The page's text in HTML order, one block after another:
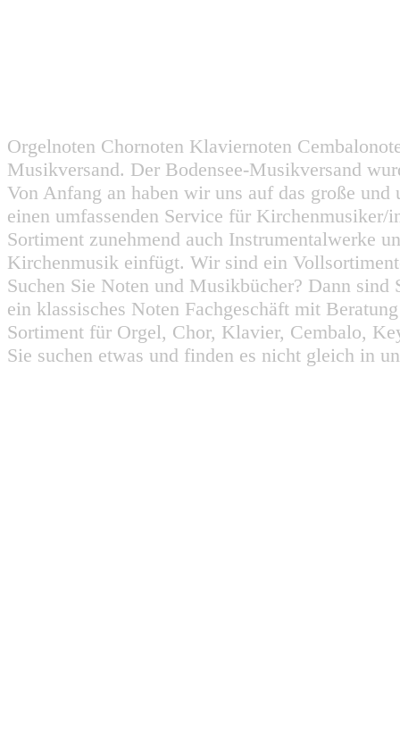
Orgelnoten Chornoten Klaviernoten
Musikversand. Der Bodensee-Musikversand
Von Anfang an haben wir uns auf das große
einen umfassenden Service für
Sortiment zunehmend auch Instrumentalwerke
Kirchenmusik einfügt. Wir sind ein
Suchen Sie Noten und Musikbücher? Dann
ein klassisches Noten Fachgeschäft mit
Sortiment für Orgel, Chor, Klavier, Cembalo,
Sie suchen etwas und finden es nicht gleich in